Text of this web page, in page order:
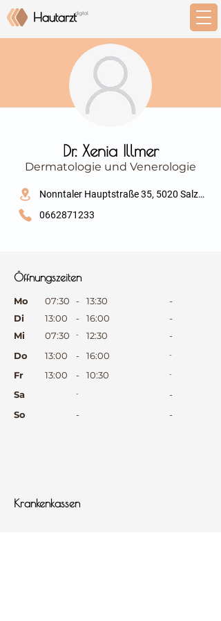
Dr. Xenia Illmer
Dermatologie und Venerologie
Nonntaler Hauptstraße 35, 5020 Salzburg
0662871233
Öffnungszeiten
Mo
07:30 - 13:30
-
Di
13:00 - 16:00
-
Mi
07:30 - 12:30
-
Do
13:00 - 16:00 -
Fr 13:00 - 10:30 -
Sa -
-
So
-
-
Krankenkassen